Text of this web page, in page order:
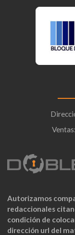
Ventas:
Autorizamos
redaccionales
condición de
dirección url del